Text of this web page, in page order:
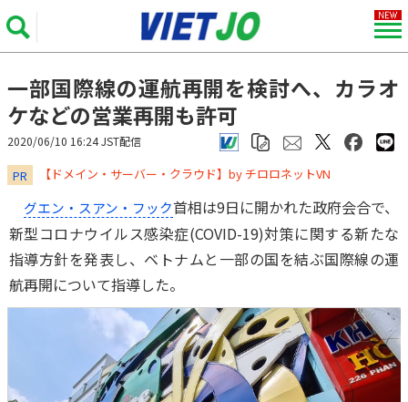
一部国際線の運航再開を検討へ、カラオ
ケなどの営業再開も許可
2020/06/10 16:24 JST配信
PR ​​​​​​​【ドメイン・サーバー・クラウド】by チロロネットVN
グエン・スアン・フック首相は9日に開かれた政府会合で、
新型コロナウイルス感染症(COVID-19)対策に関する新たな
指導方針を発表し、ベトナムと一部の国を結ぶ国際線の運
航再開について指導した。